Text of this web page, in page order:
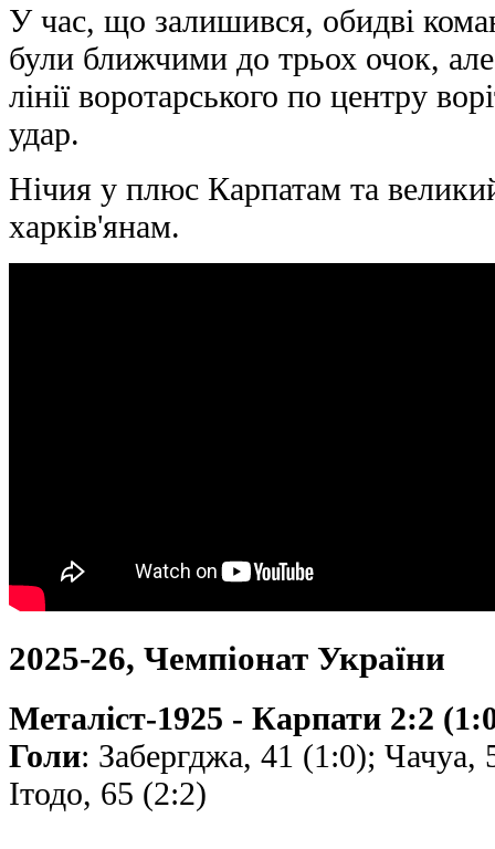
У час, що залишився, обидві
були ближчими до трьох очок,
лінії воротарського по центру
удар.
Нічия у плюс Карпатам та
харків'янам.
2025-26, Чемпіонат України
Металіст-1925 - Карпати 2:2
Голи: Забергджа, 41 (1:0);
Ітодо, 65 (2:2)